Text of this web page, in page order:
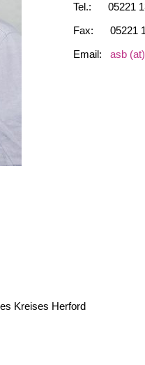
Tel.: 05221
Fax: 05221
Email: asb
Kreises Herford